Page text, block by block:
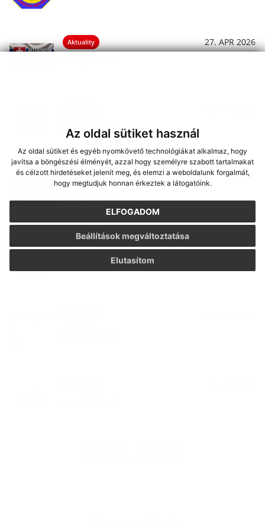
Az oldal sütiket használ
Az oldal sütiket és egyéb nyomkövető technológiákat alkalmaz, hogy
javítsa a böngészési élményét, azzal hogy személyre szabott tartalmakat
és célzott hirdetéseket jelenít meg, és elemzi a weboldalunk forgalmát,
hogy megtudjuk honnan érkeztek a látogatóink.
ELFOGADOM
Elutasítom
Beállítások megváltoztatása
Aktuality 27. APR 2026
nový článok
Aktuality 06. FEB 2026
Aktuality 29. JAN 2026
nový článok